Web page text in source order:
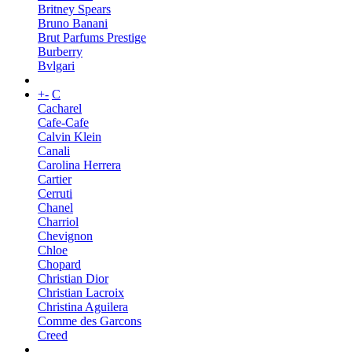
Britney Spears
Bruno Banani
Brut Parfums Prestige
Burberry
Bvlgari
+- C
Cacharel
Cafe-Cafe
Calvin Klein
Canali
Carolina Herrera
Cartier
Cerruti
Chanel
Charriol
Chevignon
Chloe
Chopard
Christian Dior
Christian Lacroix
Christina Aguilera
Comme des Garcons
Creed